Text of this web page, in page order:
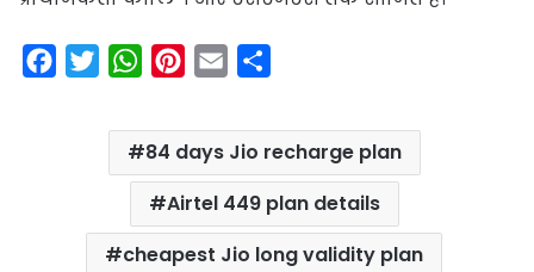
e
r
W
a
t
A
p
n
t
e
r
e
a
i
l
a
r
e
84 days Jio recharge plan
Airtel 449 plan details
cheapest Jio long validity plan